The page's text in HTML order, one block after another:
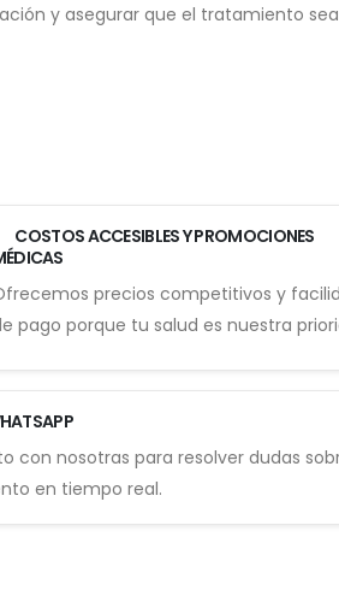
y asegurar que el tratamiento
COSTOS ACCESIBLES Y PROMOCIONES
precios competitivos y
pago porque tu salud es nuestra
con nosotras para resolver dudas
en tiempo real.